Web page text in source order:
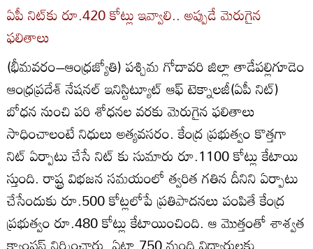
ఏపీ నిట్‌కు రూ.420 కోట్లు ఇవ్వాలి.. అప్పుడే మెరుగైన
ఫలితాలు
(భీమవరం–ఆంధ్రజ్యోతి) పశ్చిమ గోదావరి జిల్లా తాడేపల్లిగూడెం
ఆంధ్రప్రదేశ్‌ నేషనల్‌ ఇనిస్టిట్యూట్‌ ఆఫ్‌ టెక్నాలజీ(ఏపీ నిట్‌)
బోధన నుంచి పరి శోధనల వరకు మెరుగైన ఫలితాలు
సాధించాలంటే నిధులు అత్యవసరం. కేంద్ర ప్రభుత్వం కొత్తగా
నిట్‌ ఏర్పాటు చేసే నిట్‌ కు సుమారు రూ.1100 కోట్లు కేటాయి
స్తుంది. రాష్ట్ర విభజన సమయంలో త్వరిత గతిన దీనిని ఏర్పాటు
చేసేందుకు రూ.500 కోట్లలోపే ప్రతిపాదనలు పంపితే కేంద్ర
ప్రభుత్వం రూ.480 కోట్లు కేటాయించింది. ఆ మొత్తంతో శాశ్వత